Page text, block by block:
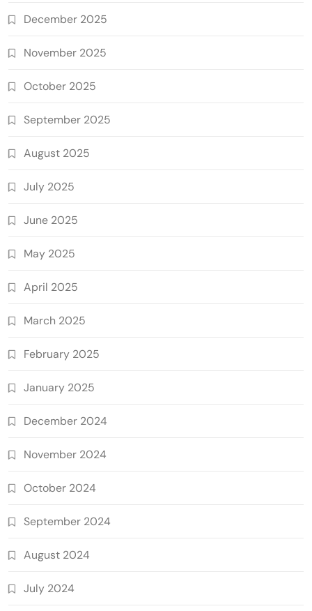
December 2025
November 2025
October 2025
September 2025
August 2025
July 2025
June 2025
May 2025
April 2025
March 2025
February 2025
January 2025
December 2024
November 2024
October 2024
September 2024
August 2024
July 2024